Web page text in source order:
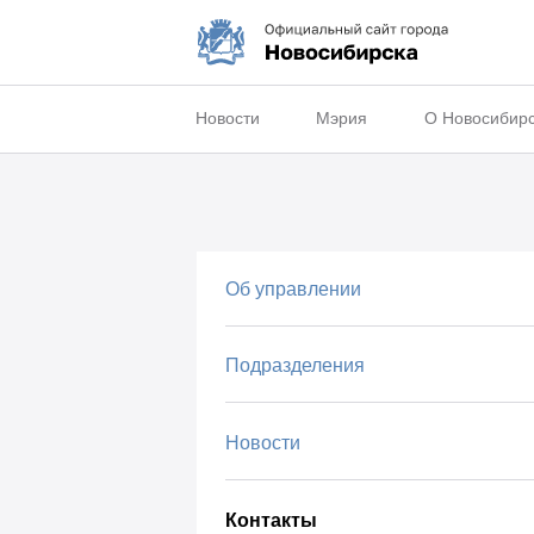
Новости Мэрия О
Об управлении
Подразделения
Новости
Контакты